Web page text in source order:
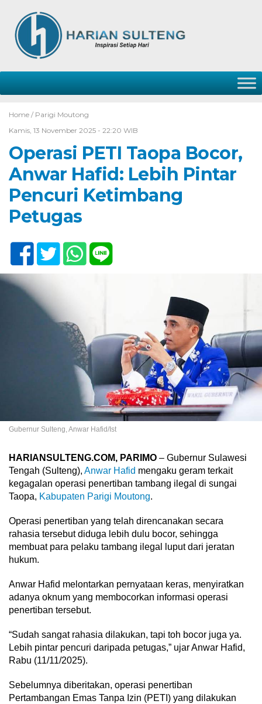
Home / Parigi Moutong
Kamis, 13 November 2025 - 22:20 WIB
Operasi PETI Taopa Bocor,
Anwar Hafid: Lebih Pintar
Pencuri Ketimbang
Petugas
Gubernur Sulteng, Anwar Hafid/Ist
HARIANSULTENG.COM, PARIMO – Gubernur Sulawesi
Tengah (Sulteng), Anwar Hafid mengaku geram terkait
kegagalan operasi penertiban tambang ilegal di sungai
Taopa, Kabupaten Parigi Moutong.
Operasi penertiban yang telah direncanakan secara
rahasia tersebut diduga lebih dulu bocor, sehingga
membuat para pelaku tambang ilegal luput dari jeratan
hukum.
Anwar Hafid melontarkan pernyataan keras, menyiratkan
adanya oknum yang membocorkan informasi operasi
penertiban tersebut.
“Sudah sangat rahasia dilakukan, tapi toh bocor juga ya.
Lebih pintar pencuri daripada petugas,” ujar Anwar Hafid,
Rabu (11/11/2025).
Sebelumnya diberitakan, operasi penertiban
Pertambangan Emas Tanpa Izin (PETI) yang dilakukan